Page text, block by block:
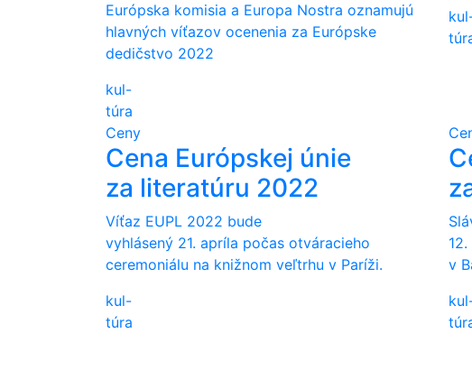
Európska komisia a Europa Nostra oznamujú
hlavných víťazov ocenenia za Európske
dedičstvo 2022
kul-
túra
Ceny
Cena Európskej únie
za literatúru 2022
Víťaz EUPL 2022 bude
vyhlásený 21. apríla počas otváracieho
ceremoniálu na knižnom veľtrhu v Paríži.
kul-
túra
v